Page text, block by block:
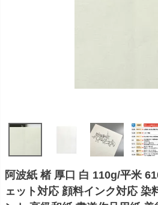
阿波紙 楮 厚口 白 110g/平米
ェット対応 顔料インク対応 染